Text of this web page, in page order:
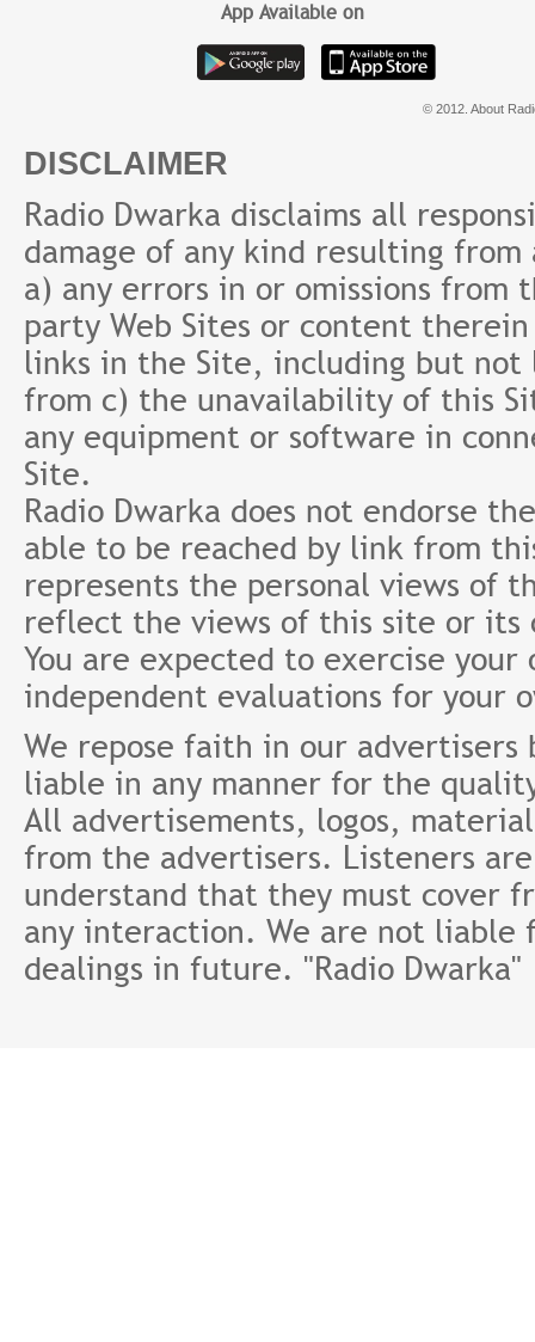
App Available on
© 2012. About
DISCLAIMER
Radio Dwarka disclaims all
damage of any kind resulting
a) any errors in or omissions
party Web Sites or content
links in the Site, including but
from c) the unavailability of this
any equipment or software in
Site.
Radio Dwarka does not endorse
able to be reached by link from
represents the personal views of
reflect the views of this site or its
You are expected to exercise
independent evaluations for your
We repose faith in our
liable in any manner for the
All advertisements, logos,
from the advertisers. Listeners
understand that they must cover
any interaction. We are not
dealings in future. "Radio Dwarka"